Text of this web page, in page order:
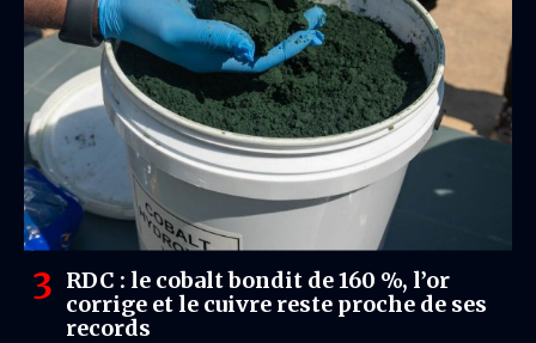
RDC : le cobalt bondit de 160 %, l’or
corrige et le cuivre reste proche de ses
records